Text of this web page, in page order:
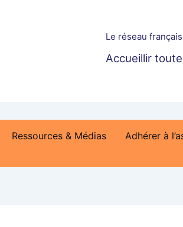
Le réseau
Accueillir
Ressources & Médias Adhérer à